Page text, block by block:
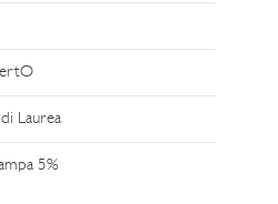
Laurea
5%